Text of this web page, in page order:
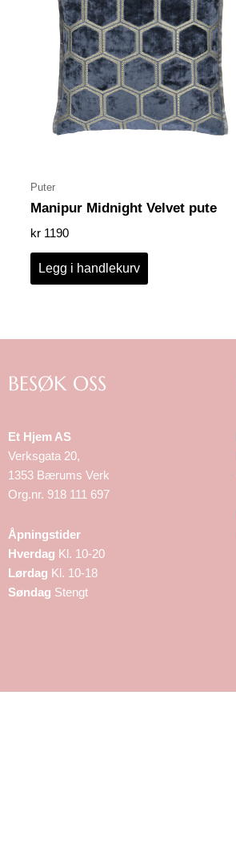
Puter
Manipur Midnight Velvet pute
kr 1190
Legg i handlekurv
BESØK OSS
Et Hjem AS
Verksgata 20,
1353 Bærums Verk
Org.nr. 918 111 697
Åpningstider
Hverdag Kl. 10-20
Lørdag Kl. 10-18
Søndag Stengt